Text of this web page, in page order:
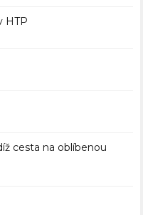
HTP
cesta na oblíbenou